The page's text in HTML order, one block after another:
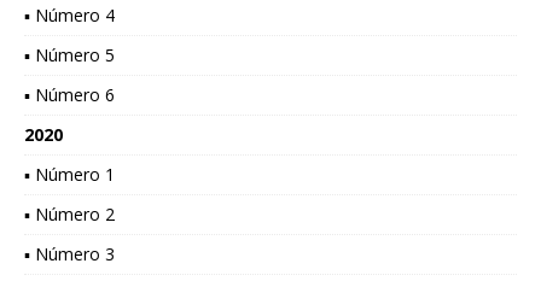
▪ Número 4
▪ Número 5
▪ Número 6
2020
▪ Número 1
▪ Número 2
▪ Número 3